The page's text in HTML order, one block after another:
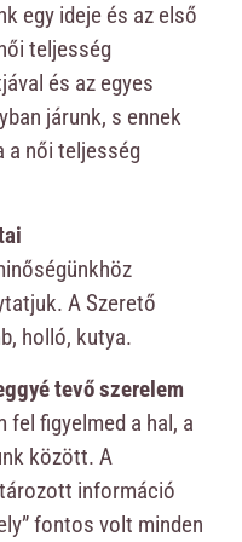
egy ideje és az első
teljesség
és az egyes
járunk, s ennek
a női teljesség
A Szerető
holló, kutya.
tevő szerelem
figyelmed a hal, a
között. A
információ
fontos volt minden